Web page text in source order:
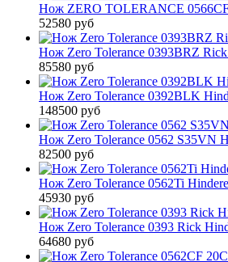
Нож ZERO TOLERANCE
52580 руб
Нож Zero Tolerance 0393BRZ
85580 руб
Нож Zero Tolerance 0392BLK
148500 руб
Нож Zero Tolerance 0562 S35VN
82500 руб
Нож Zero Tolerance 0562Ti
45930 руб
Нож Zero Tolerance 0393 Rick
64680 руб